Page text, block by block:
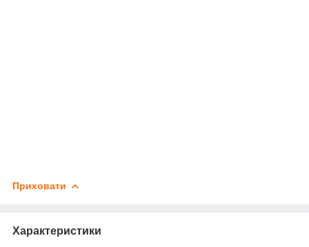
Приховати
Характеристики